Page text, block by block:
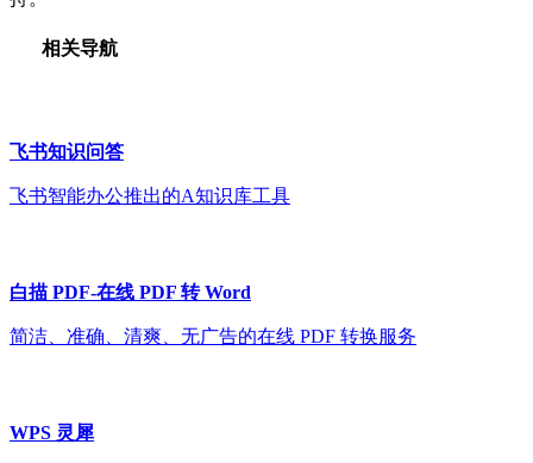
相关导航
飞书知识问答
飞书智能办公推出的A知识库工具
白描 PDF-在线 PDF 转 Word
简洁、准确、清爽、无广告的在线 PDF 转换服务
WPS 灵犀